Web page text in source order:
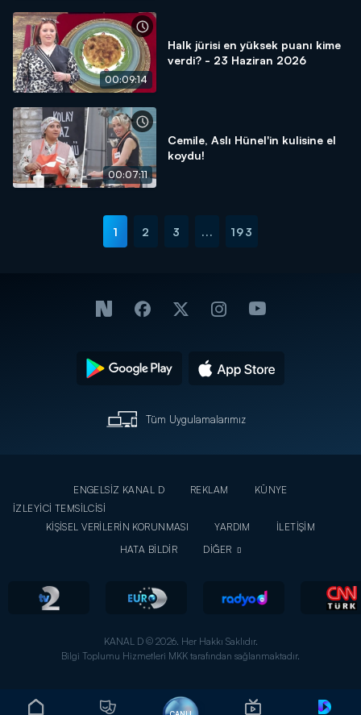
00:09:14
Halk jürisi en yüksek puanı kime
verdi? - 23 Haziran 2026
00:07:11
Cemile, Aslı Hünel'in kulisine el
koydu!
1 2 3 ... 193
Tüm Uygulamalarımız
ENGELSİZ KANAL D REKLAM
KÜNYE
İZLEYİCİ TEMSİLCİSİ
KİŞİSEL VERİLERİN KORUNMASI
YARDIM
İLETİŞİM
HATA BİLDİR
DİĞER
KANAL D © 2026. Her Hakkı Saklıdır.
Bilgi Toplumu Hizmetleri MKK tarafından sağlanmaktadır.